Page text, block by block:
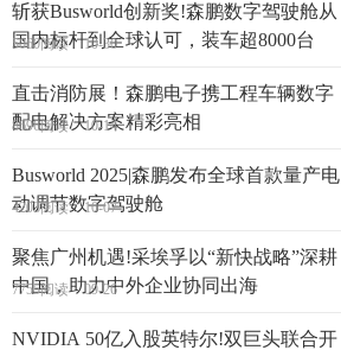
斩获Busworld创新奖!森鹏数字驾驶舱从
国内标杆到全球认可，装车超8000台
5060阅读 10-30
直击消防展！森鹏电子携工程车辆数字
配电解决方案精彩亮相
8696阅读 10-14
Busworld 2025|森鹏发布全球首款量产电
动调节数字驾驶舱
4203阅读 10-07
聚焦广州机遇!采埃孚以“新快战略”深耕
中国，助力中外企业协同出海
7755阅读 09-26
NVIDIA 50亿入股英特尔!双巨头联合开